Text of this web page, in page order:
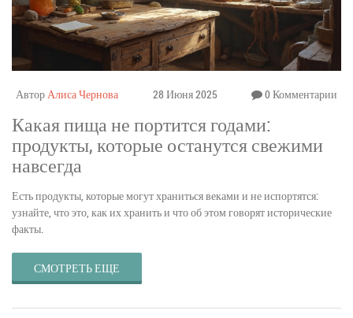
АвторАлиса Чернова 28 Июня 2025 0 Комментарии
Какая пища не портится годами:
продукты, которые останутся свежими
навсегда
Есть продукты, которые могут храниться веками и не испортятся:
узнайте, что это, как их хранить и что об этом говорят исторические
факты.
СМОТРЕТЬ ЕЩЕ